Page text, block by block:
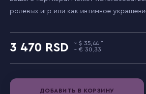
ролевых игр или как интимное
3 470
35,44
30,33
ДОБАВИТЬ В КОРЗИНУ